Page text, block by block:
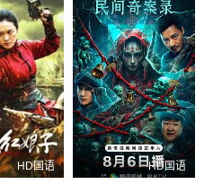
HD国语 HD国语